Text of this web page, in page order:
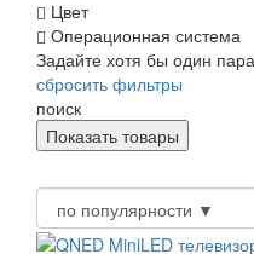
Цвет
Операционная система
Задайте хотя бы один
сбросить фильтры
поиск